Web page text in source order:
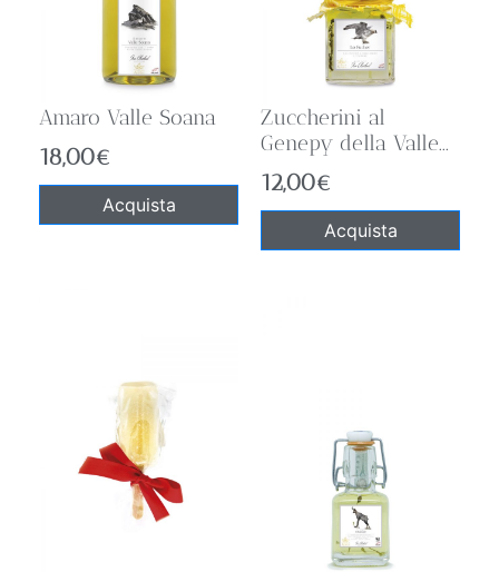
Amaro Valle Soana
18,00€
Acquista
Zuccherini al
Genepy della Valle...
12,00€
Acquista